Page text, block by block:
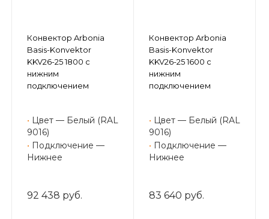
Конвектор Arbonia
Basis-Konvektor
KKV26-25 1800 с
нижним
подключением
• Цвет — Белый (RAL
9016)
• Подключение —
Нижнее
92 438 руб.
Конвектор Arbonia
Basis-Konvektor
KKV26-25 1600 с
нижним
подключением
• Цвет — Белый (RAL
9016)
• Подключение —
Нижнее
83 640 руб.